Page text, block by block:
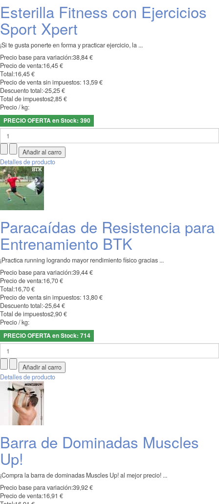
Esterilla Fitness con Ejercicios
Sport Xpert
¡Si te gusta ponerte en forma y practicar ejercicio, la ...
Precio base para variación:38,84 €
Precio de venta:16,45 €
Total:16,45 €
Precio de venta sin impuestos: 13,59 €
Descuento total:-25,25 €
Total de impuestos2,85 €
Precio / kg:
PRECIO OFERTA en Stock: 390
Detalles de producto
Paracaídas de Resistencia para
Entrenamiento BTK
¡Practica running logrando mayor rendimiento físico gracias ...
Precio base para variación:39,44 €
Precio de venta:16,70 €
Total:16,70 €
Precio de venta sin impuestos: 13,80 €
Descuento total:-25,64 €
Total de impuestos2,90 €
Precio / kg:
PRECIO OFERTA en Stock: 714
Detalles de producto
Barra de Dominadas Muscles
Up!
¡Compra la barra de dominadas Muscles Up! al mejor precio! ...
Precio base para variación:39,92 €
Precio de venta:16,91 €